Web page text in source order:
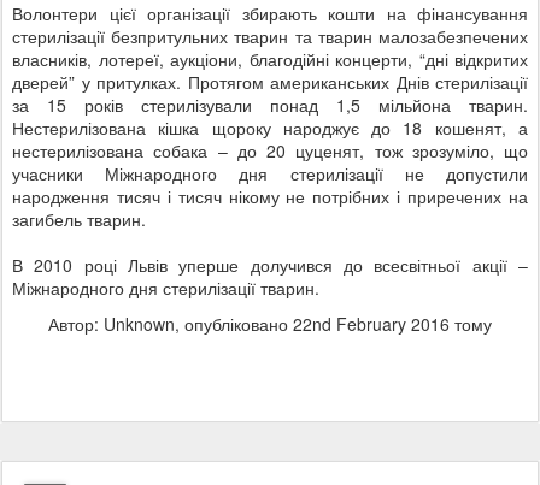
Волонтери цієї організації збирають кошти на фінансування
стерилізації безпритульних тварин та тварин малозабезпечених
власників, лотереї, аукціони, благодійні концерти, “дні відкритих
дверей” у притулках. Протягом американських Днів стерилізації
за 15 років стерилізували понад 1,5 мільйона тварин.
Нестерилізована кішка щороку народжує до 18 кошенят, а
нестерилізована собака – до 20 цуценят, тож зрозуміло, що
учасники Міжнародного дня стерилізації не допустили
народження тисяч і тисяч нікому не потрібних і приречених на
загибель тварин.
В 2010 році Львів уперше долучився до всесвітньої акції –
Міжнародного дня стерилізації тварин.
Автор: Unknown, опубліковано 22nd February 2016 тому